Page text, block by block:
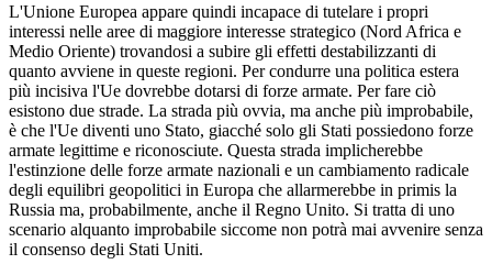
L'Unione Europea appare quindi incapace di tutelare i propri
interessi nelle aree di maggiore interesse strategico (Nord Africa e
Medio Oriente) trovandosi a subire gli effetti destabilizzanti di
quanto avviene in queste regioni. Per condurre una politica estera
più incisiva l'Ue dovrebbe dotarsi di forze armate. Per fare ciò
esistono due strade. La strada più ovvia, ma anche più improbabile,
è che l'Ue diventi uno Stato, giacché solo gli Stati possiedono forze
armate legittime e riconosciute. Questa strada implicherebbe
l'estinzione delle forze armate nazionali e un cambiamento radicale
degli equilibri geopolitici in Europa che allarmerebbe in primis la
Russia ma, probabilmente, anche il Regno Unito. Si tratta di uno
scenario alquanto improbabile siccome non potrà mai avvenire senza
il consenso degli Stati Uniti.